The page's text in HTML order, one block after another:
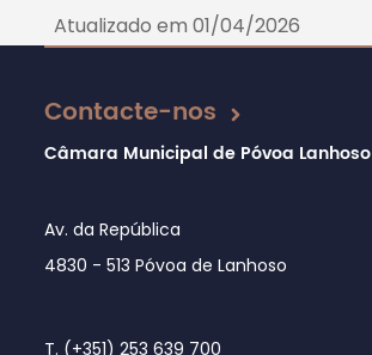
Atualizado em 01/04/2026
Contacte-nos
Câmara Municipal de Póvoa Lanhoso
Av. da República
4830 - 513 Póvoa de Lanhoso
T. (+351) 253 639 700